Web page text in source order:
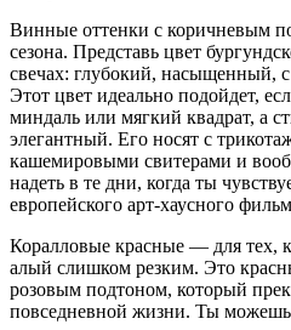
Винные оттенки с коричневым
сезона. Представь цвет
свечах: глубокий, насыщенный,
Этот цвет идеально подойдет,
миндаль или мягкий квадрат, а
элегантный. Его носят с
кашемировыми свитерами и
надеть в те дни, когда ты
европейского арт-хаусного
Коралловые красные — для тех,
алый слишком резким. Это
розовым подтоном, который
повседневной жизни. Ты